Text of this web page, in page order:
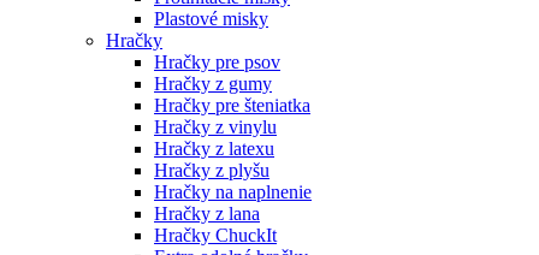
Plastové misky
Hračky
Hračky pre psov
Hračky z gumy
Hračky pre šteniatka
Hračky z vinylu
Hračky z latexu
Hračky z plyšu
Hračky na naplnenie
Hračky z lana
Hračky ChuckIt